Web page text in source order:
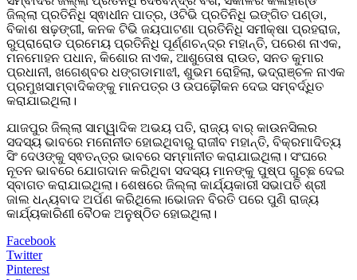
ଜିଲ୍ଲା ପ୍ରତିନିଧି ସ୍ଵାଧୀନ ପାତ୍ର, ଓଟିଭି ପ୍ରତିନିଧି ଇଙ୍ଗିତ ପଣ୍ଡା,
ବିକାଶ ଷଢ଼ଙ୍ଗୀ, କନକ ଟିଭି ଜୟପାଟଣା ପ୍ରତିନିଧି ସମୀକ୍ଷା ପ୍ରହରାଜ,
ରୁପ୍ରାରୋଡ ପ୍ରମେୟ ପ୍ରତିନିଧି ପୂର୍ଣ୍ଣଚନ୍ଦ୍ର ମହାନ୍ତି, ପରେଶ ନାଏକ,
ମନମୋହନ ପଧାନ, କିଶୋର ନାଏକ, ଆଶୁତୋଷ ରାଉତ, ସନତ କୁମାର
ପ୍ରଧାନୀ, ଖଗେଶ୍ବର ଧଙ୍ଗଡାମାଝୀ, ଶୁଭମ ରୋହିଲା, ଭଦ୍ରାଞ୍ଚଳ ନାଏକ
ପ୍ରମୁଖ‌ସାମ୍ବାଦିକଙ୍କୁ ମାନପତ୍ର ଓ ଉପଢ଼ୌକନ ଦେଇ ସମ୍ବର୍ଦ୍ଧିତ
କରାଯାଇଥିଲା।
ଯାଜପୁର ଜିଲ୍ଲା ସାମ୍ୱାଦିକ ଅଭୟ ପତି, ରାଜ୍ୟ ବାର୍ କାଉନସିଲର
ସଦସ୍ୟ ଭାବରେ ମନୋନୀତ ହୋଇଥିବାରୁ ରାଜୀବ ମହାନ୍ତି, ବିକ୍ରମାଦିତ୍ୟ
ସିଂ ଦେଓଙ୍କୁ ସ୍ଵତନ୍ତ୍ର ଭାବରେ ସମ୍ମାନୀତ କରାଯାଇଥିଲା। ସଂଘରେ
ନୂତନ ଭାବରେ ଯୋଗଦାନ କରିଥିବା ସଦସ୍ୟ ମାନଙ୍କୁ ପୁଷ୍ପ ଗୁଚ୍ଛ ଦେଇ
ସ୍ବାଗତ କରାଯାଇଥିଲା। ଶେଷରେ ଜିଲ୍ଲା କାର୍ଯ୍ୟକାରୀ ସଭାପତି ଶ୍ରୀ
ଜାଲ ଧନ୍ୟବାଦ ଅର୍ପଣ କରିଥିଲେ।ଭୋଜନ ବିରତି ପରେ ପୁଣି ରାଜ୍ୟ
କାର୍ଯ୍ୟକାରିଣୀ ବୈଠକ ଅନୁଷ୍ଠିତ ହୋଇଥିଲା।
Facebook
Twitter
Pinterest